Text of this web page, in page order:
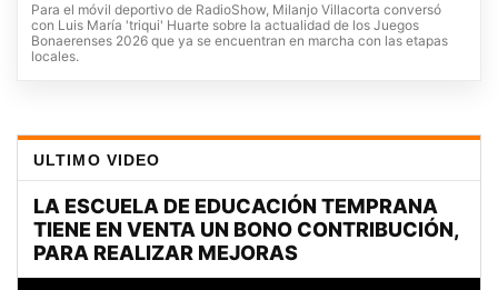
Para el móvil deportivo de RadioShow, Milanjo Villacorta conversó
con Luis María 'triqui' Huarte sobre la actualidad de los Juegos
Bonaerenses 2026 que ya se encuentran en marcha con las etapas
locales.
ULTIMO VIDEO